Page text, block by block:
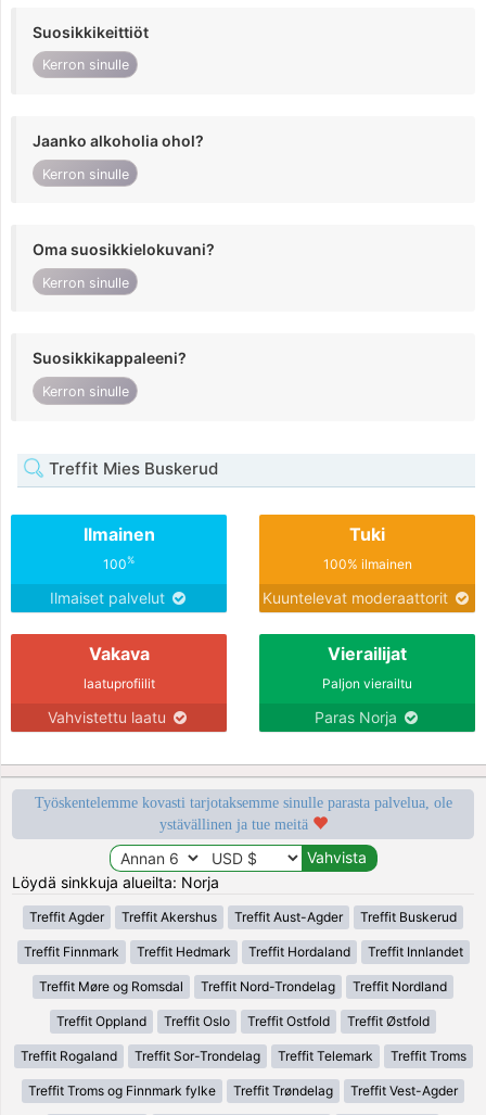
Suosikkikeittiöt
Kerron sinulle
Jaanko alkoholia ohol?
Kerron sinulle
Oma suosikkielokuvani?
Kerron sinulle
Suosikkikappaleeni?
Kerron sinulle
Treffit Mies Buskerud
Ilmainen
100%
Ilmaiset palvelut
Tuki
100% ilmainen
Kuuntelevat moderaattorit
Vakava
laatuprofiilit
Vahvistettu laatu
Vierailijat
Paljon vierailtu
Paras Norja
Työskentelemme kovasti tarjotaksemme sinulle parasta palvelua, ole
ystävällinen ja tue meitä
Löydä sinkkuja alueilta: Norja
Treffit Agder Treffit Akershus Treffit Aust-Agder Treffit Buskerud
Treffit Finnmark Treffit Hedmark Treffit Hordaland Treffit Innlandet
Treffit Møre og Romsdal Treffit Nord-Trondelag Treffit Nordland
Treffit Oppland Treffit Oslo Treffit Ostfold Treffit Østfold
Treffit Rogaland Treffit Sor-Trondelag Treffit Telemark Treffit Troms
Treffit Troms og Finnmark fylke Treffit Trøndelag Treffit Vest-Agder